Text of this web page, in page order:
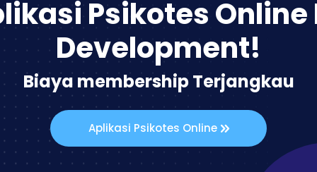
Psikotes Online
Development!
Biaya membership Terjangkau
Aplikasi Psikotes Online